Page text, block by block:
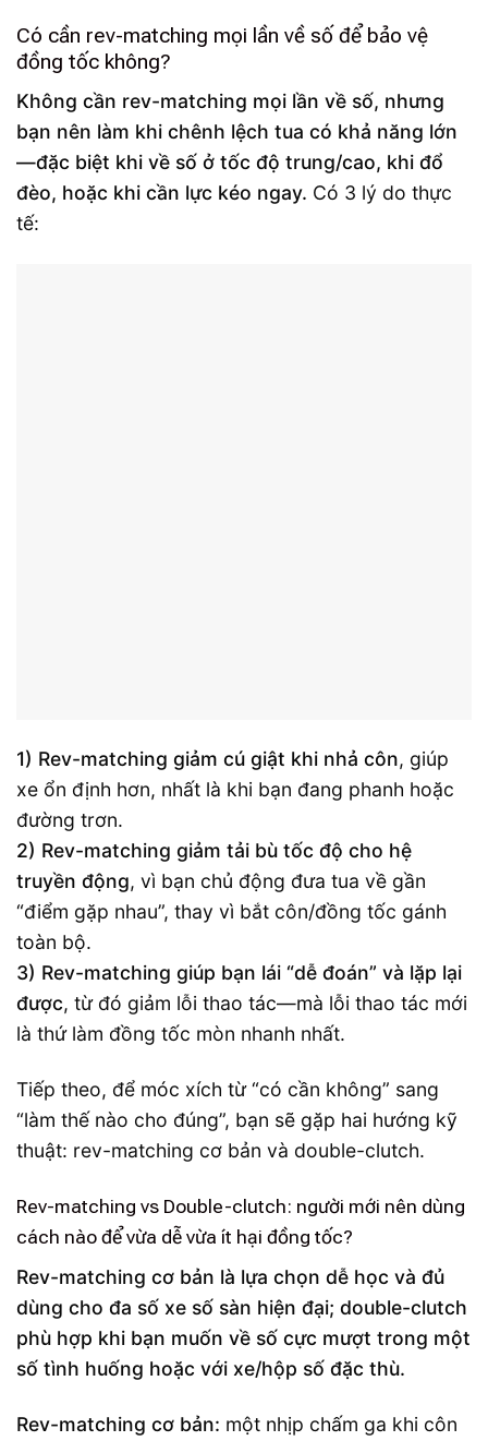
Có cần rev-matching mọi lần về số để bảo vệ
đồng tốc không?
Không cần rev-matching mọi lần về số, nhưng
bạn nên làm khi chênh lệch tua có khả năng lớn
—đặc biệt khi về số ở tốc độ trung/cao, khi đổ
đèo, hoặc khi cần lực kéo ngay. Có 3 lý do thực
tế:
1) Rev-matching giảm cú giật khi nhả côn, giúp
xe ổn định hơn, nhất là khi bạn đang phanh hoặc
đường trơn.
2) Rev-matching giảm tải bù tốc độ cho hệ
truyền động, vì bạn chủ động đưa tua về gần
“điểm gặp nhau”, thay vì bắt côn/đồng tốc gánh
toàn bộ.
3) Rev-matching giúp bạn lái “dễ đoán” và lặp lại
được, từ đó giảm lỗi thao tác—mà lỗi thao tác mới
là thứ làm đồng tốc mòn nhanh nhất.
Tiếp theo, để móc xích từ “có cần không” sang
“làm thế nào cho đúng”, bạn sẽ gặp hai hướng kỹ
thuật: rev-matching cơ bản và double-clutch.
Rev-matching vs Double-clutch: người mới nên dùng
cách nào để vừa dễ vừa ít hại đồng tốc?
Rev-matching cơ bản là lựa chọn dễ học và đủ
dùng cho đa số xe số sàn hiện đại; double-clutch
phù hợp khi bạn muốn về số cực mượt trong một
số tình huống hoặc với xe/hộp số đặc thù.
Rev-matching cơ bản: một nhịp chấm ga khi côn